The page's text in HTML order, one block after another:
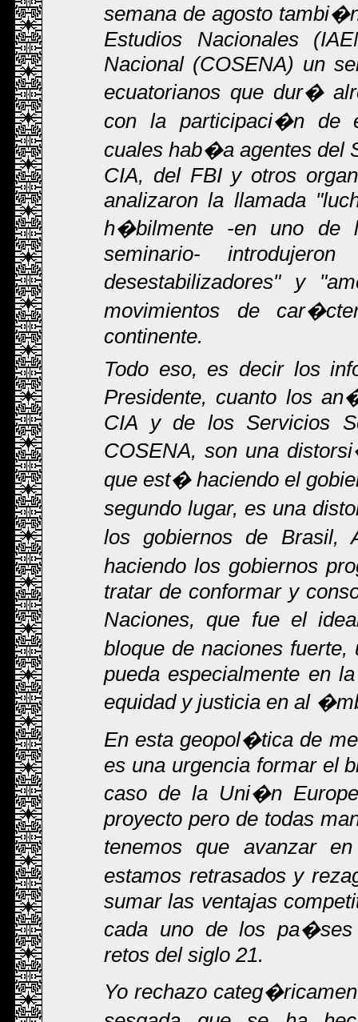
semana de agosto
Estudios Nacionales
Nacional (COSENA) un
ecuatorianos que dur�
con la participaci�n de
cuales hab�a agentes del
CIA, del FBI y otros
analizaron la llamada
h�bilmente -en uno de
seminario-
desestabilizadores" y
movimientos de
continente.
Todo eso, es decir los
Presidente, cuanto los
CIA y de los Servicios
COSENA, son una
que est� haciendo el
segundo lugar, es una
los gobiernos de Brasil,
haciendo los gobiernos
tratar de conformar y
Naciones, que fue el
bloque de naciones
pueda especialmente en
equidad y justicia en al
En esta geopol�tica de
es una urgencia formar el
caso de la Uni�n
proyecto pero de todas
tenemos que avanzar
estamos retrasados y
sumar las ventajas
cada uno de los pa�ses
retos del siglo 21.
Yo rechazo